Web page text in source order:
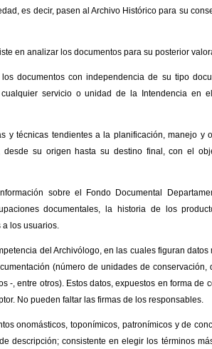
es decir, pasen al Archivo Histórico para su
en analizar los documentos para su posterior
documentos con independencia de su tipo
servicio o unidad de la Intendencia en
y técnicas tendientes a la planificación, manejo y
desde su origen hasta su destino final, con el
sobre el Fondo Documental
documentales, la historia de los
los usuarios.
del Archivólogo, en las cuales figuran datos
(número de unidades de conservación,
-, entre otros). Estos datos, expuestos en forma de
No pueden faltar las firmas de los responsables.
onomásticos, toponímicos, patronímicos y de
descripción; consistente en elegir los términos